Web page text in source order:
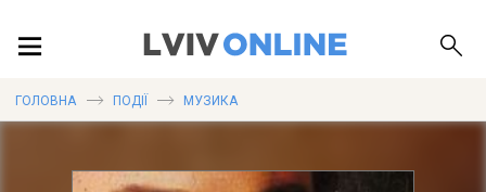
ГОЛОВНА ПОДІЇ МУЗИКА